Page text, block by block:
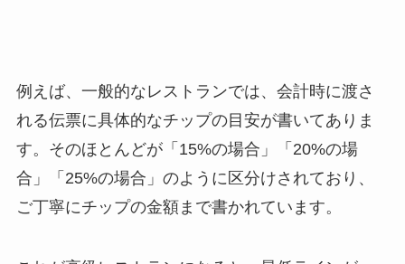
例えば、一般的なレストランでは、会計時に渡さ
れる伝票に具体的なチップの目安が書いてありま
す。そのほとんどが「15%の場合」「20%の場
合」「25%の場合」のように区分けされており、
ご丁寧にチップの金額まで書かれています。